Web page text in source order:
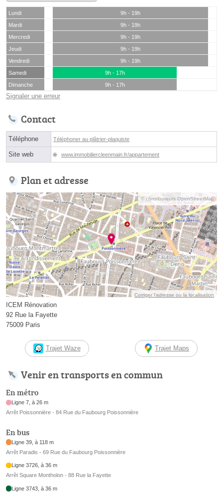
Lundi
9h - 19h
Mardi
9h - 19h
Mercredi
9h - 19h
Jeudi
9h - 19h
Vendredi
9h - 19h
Samedi
9h - 17h
Dimanche
9h - 17h
Signaler une erreur
Contact
Téléphone Téléphoner au plâtrier-plaquiste
Site web www.immobiliercleenmain.fr/appartement
Plan et adresse
© contributeurs OpenStreetMap
Corriger l’adresse ou la localisation
ICEM Rénovation
92 Rue la Fayette
75009 Paris
Trajet Waze Trajet Maps
Venir en transports en commun
En métro
Ligne 7, à 26 m
Arrêt Poissonnière - 84 Rue du Faubourg Poissonnière
En bus
Ligne 39, à 118 m
Arrêt Paradis - 69 Rue du Faubourg Poissonnière
Ligne 3726, à 36 m
Arrêt Square Montholon - 88 Rue la Fayette
Ligne 3743, à 36 m